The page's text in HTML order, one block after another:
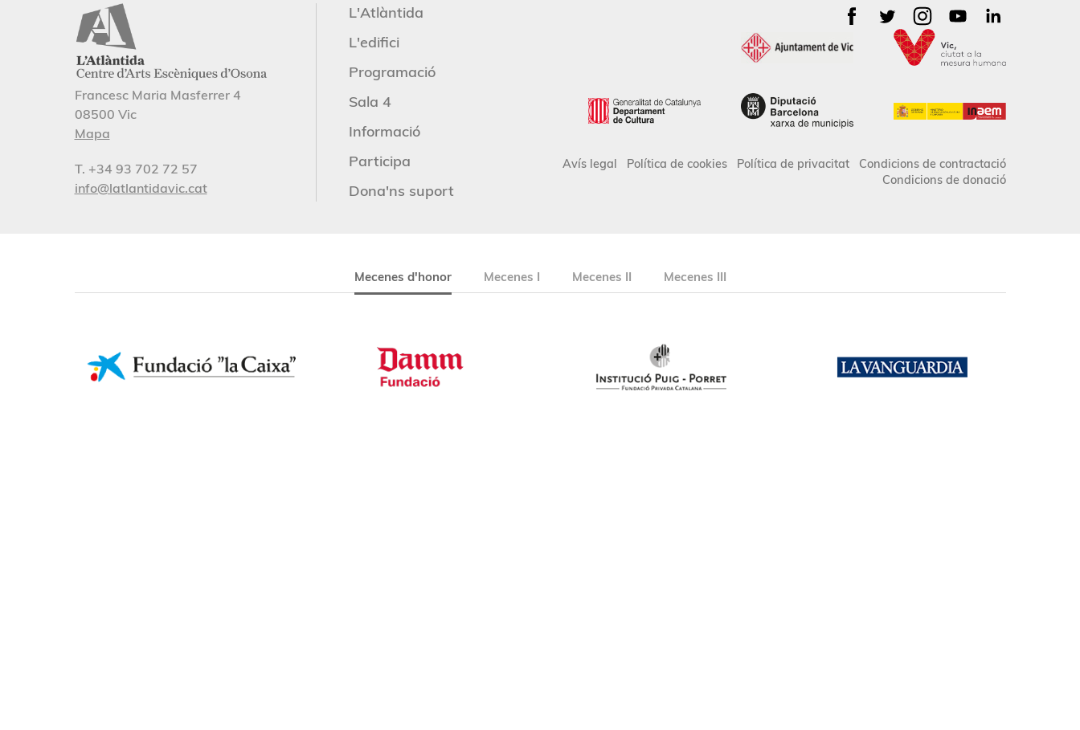
Francesc Maria Masferrer 4
08500 Vic
Mapa
T. +34 93 702 72 57
info@latlantidavic.cat
L'Atlàntida
L'edifici
Programació
Sala 4
Informació
Participa
Dona'ns suport
Avís legal Política de cookies Política de privacitat
Condicions de contractació
Condicions de donació
Mecenes d'honor Mecenes I Mecenes II Mecenes III